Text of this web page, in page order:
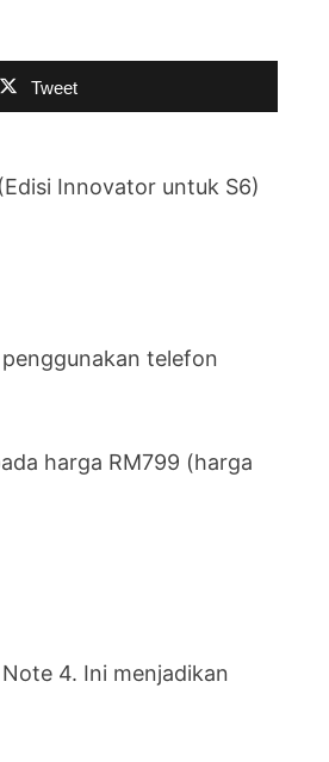
Tweet
Innovator untuk S6)
telefon
harga RM799 (harga
4. Ini menjadikan